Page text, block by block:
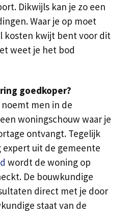
Dikwijls kan je zo een
Waar je op moet
kosten kwijt bent voor dit
weet je het bod
goedkoper?
men in de
woningschouw waar je
ontvangt. Tegelijk
uit de gemeente
wordt de woning op
De bouwkundige
direct met je door
staat van de